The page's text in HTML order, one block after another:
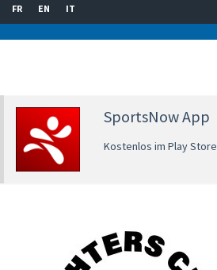
FR EN IT
SportsNow App
Kostenlos im Play Store